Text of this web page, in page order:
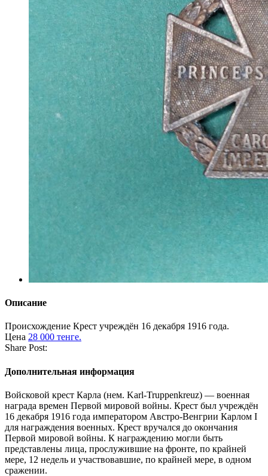
Описание
Происхождение Крест учреждён 16 декабря 1916 года.
Цена 28 000 тенге.
Share Post:
Дополнительная информация
Войсковой крест Карла (нем. Karl-Truppenkreuz) — военная
награда времен Первой мировой войны. Крест был учреждён
16 декабря 1916 года императором Австро-Венгрии Карлом I
для награждения военных. Крест вручался до окончания
Первой мировой войны. К награждению могли быть
представлены лица, прослужившие на фронте, по крайней
мере, 12 недель и участвовавшие, по крайней мере, в одном
сражении.